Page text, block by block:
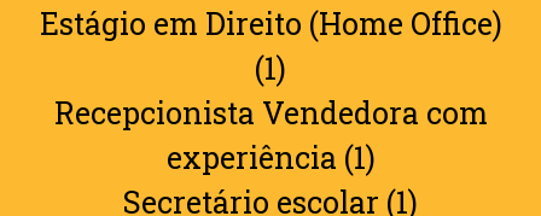
Estágio em Direito (Home Office)
(1)
Recepcionista Vendedora com
experiência (1)
Secretário escolar (1)